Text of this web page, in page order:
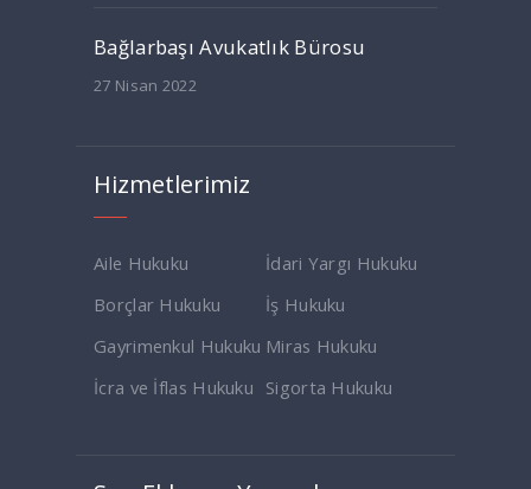
Bağlarbaşı Avukatlık Bürosu
27 Nisan 2022
Hizmetlerimiz
Aile Hukuku
Borçlar Hukuku
Gayrimenkul Hukuku
İcra ve İflas Hukuku
İdari Yargı Hukuku
İş Hukuku
Miras Hukuku
Sigorta Hukuku